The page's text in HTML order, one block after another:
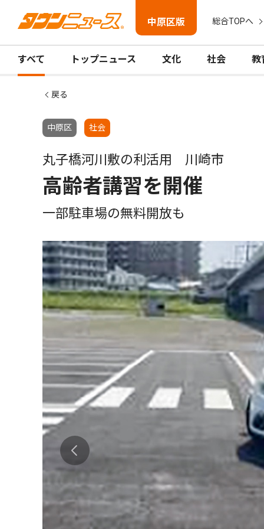
中原区版 総合TOPへ
すべて トップニュース 文化 社会 教
戻る
中原区 社会
丸子橋河川敷の利活用 川崎市
高齢者講習を開催
一部駐車場の無料開放も